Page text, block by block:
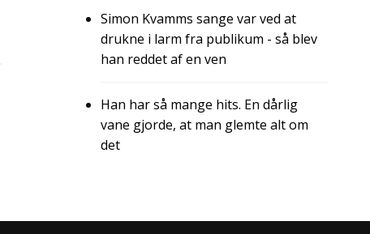
Simon Kvamms sange var ved at
drukne i larm fra publikum - så blev
han reddet af en ven
Han har så mange hits. En dårlig
vane gjorde, at man glemte alt om
det